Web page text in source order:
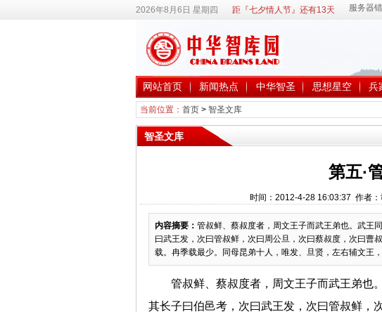
2026年8月6日 星期四 距『七夕情人节』还有13天
网站首页 新闻热点 中华智圣 思想星空 兵
当前位置： 首页> 智圣文库
智圣文库
第五·
时间：2012-4-28 16:03:37 作者
内容摘要： 管叔鲜、蔡叔度者，周文王子而武王弟也。武王
曰武王发，次曰管叔鲜，次曰周公旦，次曰蔡叔度，次曰曹
载。冉季载最少。同母昆弟十人，唯发、旦贤，左右辅文王
管叔鲜、蔡叔度者，周文王子而武王弟也
其长子曰伯邑考，次曰武王发，次曰管叔鲜，